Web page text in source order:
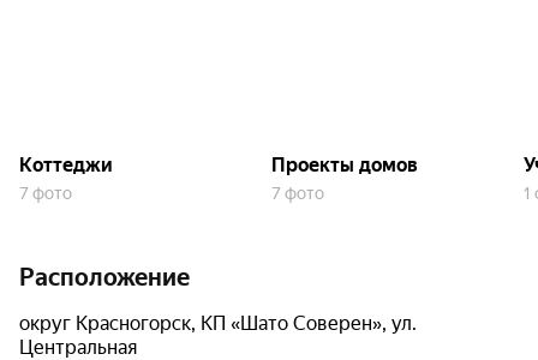
Коттеджи
7 фото
Проекты домов
7 фото 1
Расположение
округ Красногорск, КП «Шато Соверен», ул.
Центральная